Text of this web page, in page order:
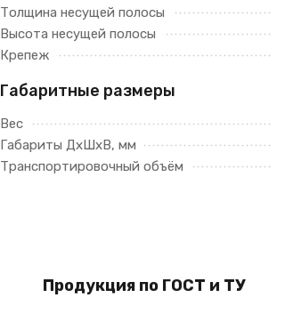
Толщина несущей полосы
Высота несущей полосы
Крепеж
Габаритные размеры
Вес
Габариты ДхШхВ, мм
Транспортировочный объём
Продукция по ГОСТ и ТУ